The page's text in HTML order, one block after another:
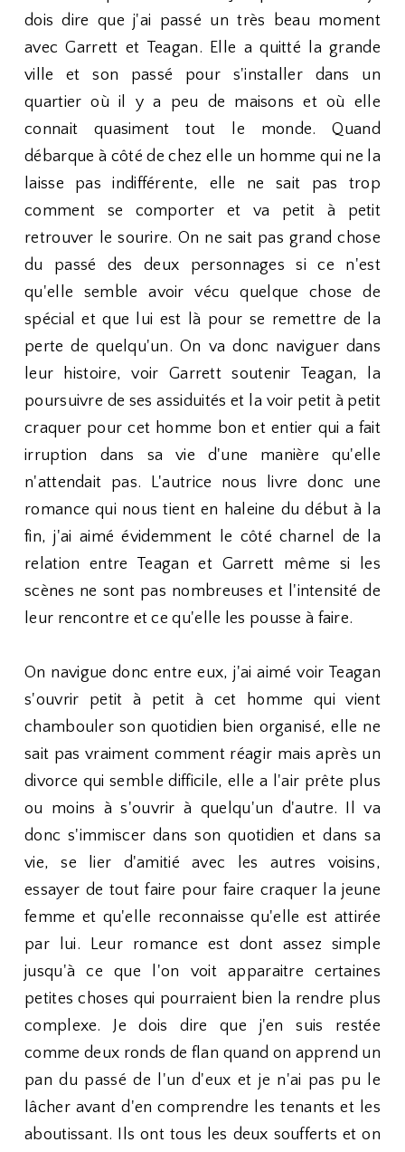
dois dire que j'ai passé un très beau moment
avec Garrett et Teagan. Elle a quitté la grande
ville et son passé pour s'installer dans un
quartier où il y a peu de maisons et où elle
connait quasiment tout le monde. Quand
débarque à côté de chez elle un homme qui ne la
laisse pas indifférente, elle ne sait pas trop
comment se comporter et va petit à petit
retrouver le sourire. On ne sait pas grand chose
du passé des deux personnages si ce n'est
qu'elle semble avoir vécu quelque chose de
spécial et que lui est là pour se remettre de la
perte de quelqu'un. On va donc naviguer dans
leur histoire, voir Garrett soutenir Teagan, la
poursuivre de ses assiduités et la voir petit à petit
craquer pour cet homme bon et entier qui a fait
irruption dans sa vie d'une manière qu'elle
n'attendait pas. L'autrice nous livre donc une
romance qui nous tient en haleine du début à la
fin, j'ai aimé évidemment le côté charnel de la
relation entre Teagan et Garrett même si les
scènes ne sont pas nombreuses et l'intensité de
leur rencontre et ce qu'elle les pousse à faire.
On navigue donc entre eux, j'ai aimé voir Teagan
s'ouvrir petit à petit à cet homme qui vient
chambouler son quotidien bien organisé, elle ne
sait pas vraiment comment réagir mais après un
divorce qui semble difficile, elle a l'air prête plus
ou moins à s'ouvrir à quelqu'un d'autre. Il va
donc s'immiscer dans son quotidien et dans sa
vie, se lier d'amitié avec les autres voisins,
essayer de tout faire pour faire craquer la jeune
femme et qu'elle reconnaisse qu'elle est attirée
par lui. Leur romance est dont assez simple
jusqu'à ce que l'on voit apparaitre certaines
petites choses qui pourraient bien la rendre plus
complexe. Je dois dire que j'en suis restée
comme deux ronds de flan quand on apprend un
pan du passé de l'un d'eux et je n'ai pas pu le
lâcher avant d'en comprendre les tenants et les
aboutissant. Ils ont tous les deux soufferts et on